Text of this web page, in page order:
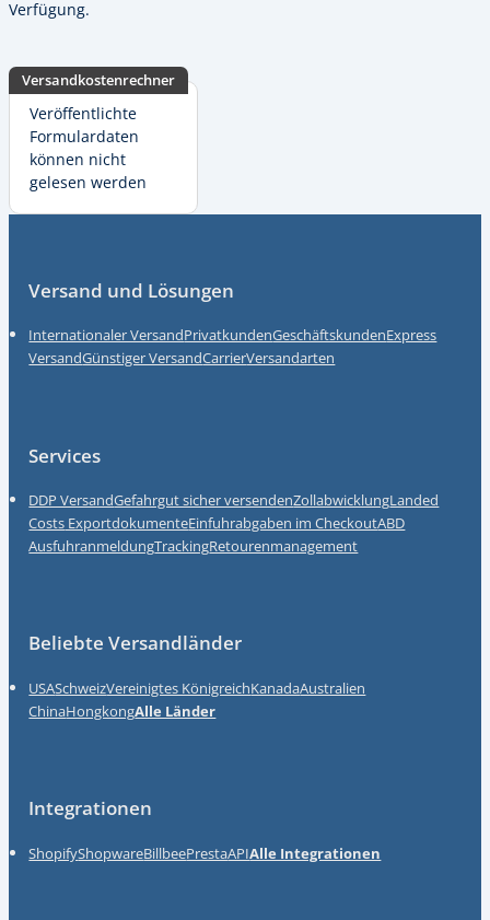
Verfügung.
Versandkostenrechner
Veröffentlichte
Formulardaten
können nicht
gelesen werden
Versand und Lösungen
Internationaler VersandPrivatkundenGeschäftskundenExpress
VersandGünstiger VersandCarrierVersandarten
Services
DDP VersandGefahrgut sicher versendenZollabwicklungLanded
Costs ExportdokumenteEinfuhrabgaben im CheckoutABD
AusfuhranmeldungTrackingRetourenmanagement
Beliebte Versandländer
USASchweizVereinigtes KönigreichKanadaAustralien
ChinaHongkongAlle Länder
Integrationen
ShopifyShopwareBillbeePrestaAPIAlle Integrationen